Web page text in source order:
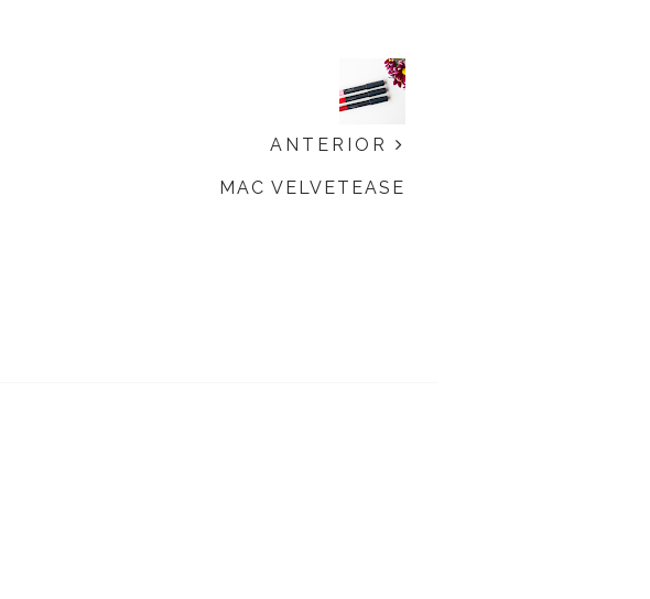
ANTERIOR
MAC VELVETEASE